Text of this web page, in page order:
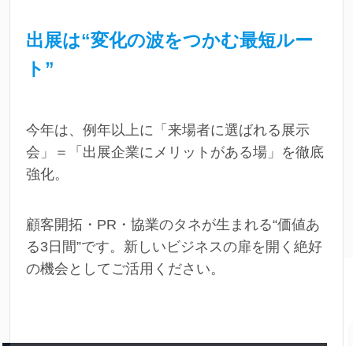
出展は“変化の波をつかむ最短ルー
ト”
今年は、例年以上に「来場者に選ばれる展示
会」＝「出展企業にメリットがある場」を徹底
強化。
顧客開拓・PR・協業のタネが生まれる“価値あ
る3日間”です。新しいビジネスの扉を開く絶好
の機会としてご活用ください。